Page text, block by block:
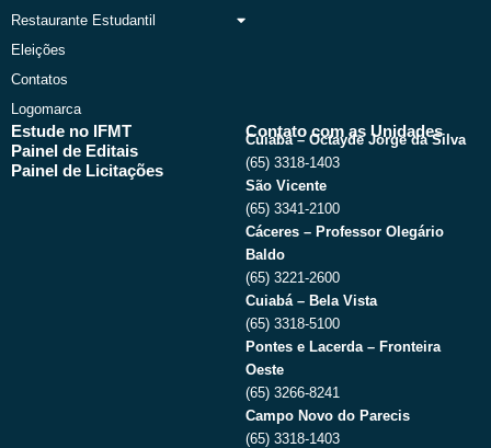
Restaurante Estudantil
Eleições
Contatos
Logomarca
Estude no IFMT
Painel de Editais
Painel de Licitações
Contato com as Unidades
Cuiabá – Octayde Jorge da Silva
(65) 3318-1403
São Vicente
(65) 3341-2100
Cáceres – Professor Olegário
Baldo
(65) 3221-2600
Cuiabá – Bela Vista
(65) 3318-5100
Pontes e Lacerda – Fronteira
Oeste
(65) 3266-8241
Campo Novo do Parecis
(65) 3318-1403